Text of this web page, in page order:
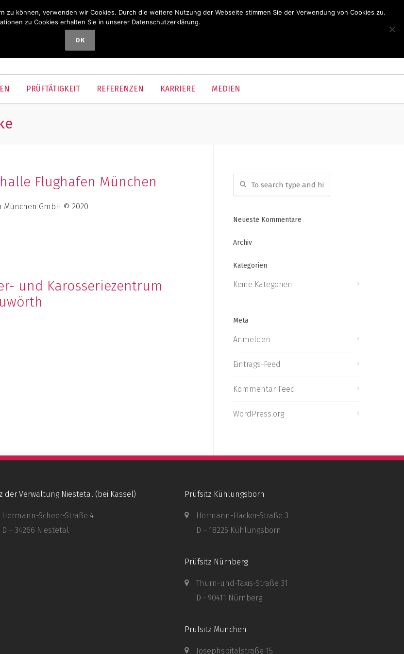
PRÜFTÄTIGKEIT REFERENZEN KARRIERE MEDIEN
Flughafen München
München GmbH © 2020
und Karosseriezentrum
Neueste Kommentare
Archiv
Kategorien
Keine Kategorien
Meta
Anmelden
Eintrags-Feed
Kommentar-Feed
WordPress.org
der Verwaltung Niestetal (bei Kassel)
Hermann-Scheer-Straße 4
D – 34266 Niestetal
Prüfsitz Kühlungsborn
Hermann-Häcker-Straße 3
D – 18225 Kühlungsborn
Prüfsitz Nürnberg
Thurn-und-Taxis-Straße 31
D - 90411 Nürnberg
Prüfsitz München
Josephspitalstraße 15
können, verwenden wir Cookies. Durch die weitere Nutzung der Webseite stimmen Sie der Verwendung von Cookies zu.
zu Cookies erhalten Sie in unserer Datenschutzerklärung.
OK